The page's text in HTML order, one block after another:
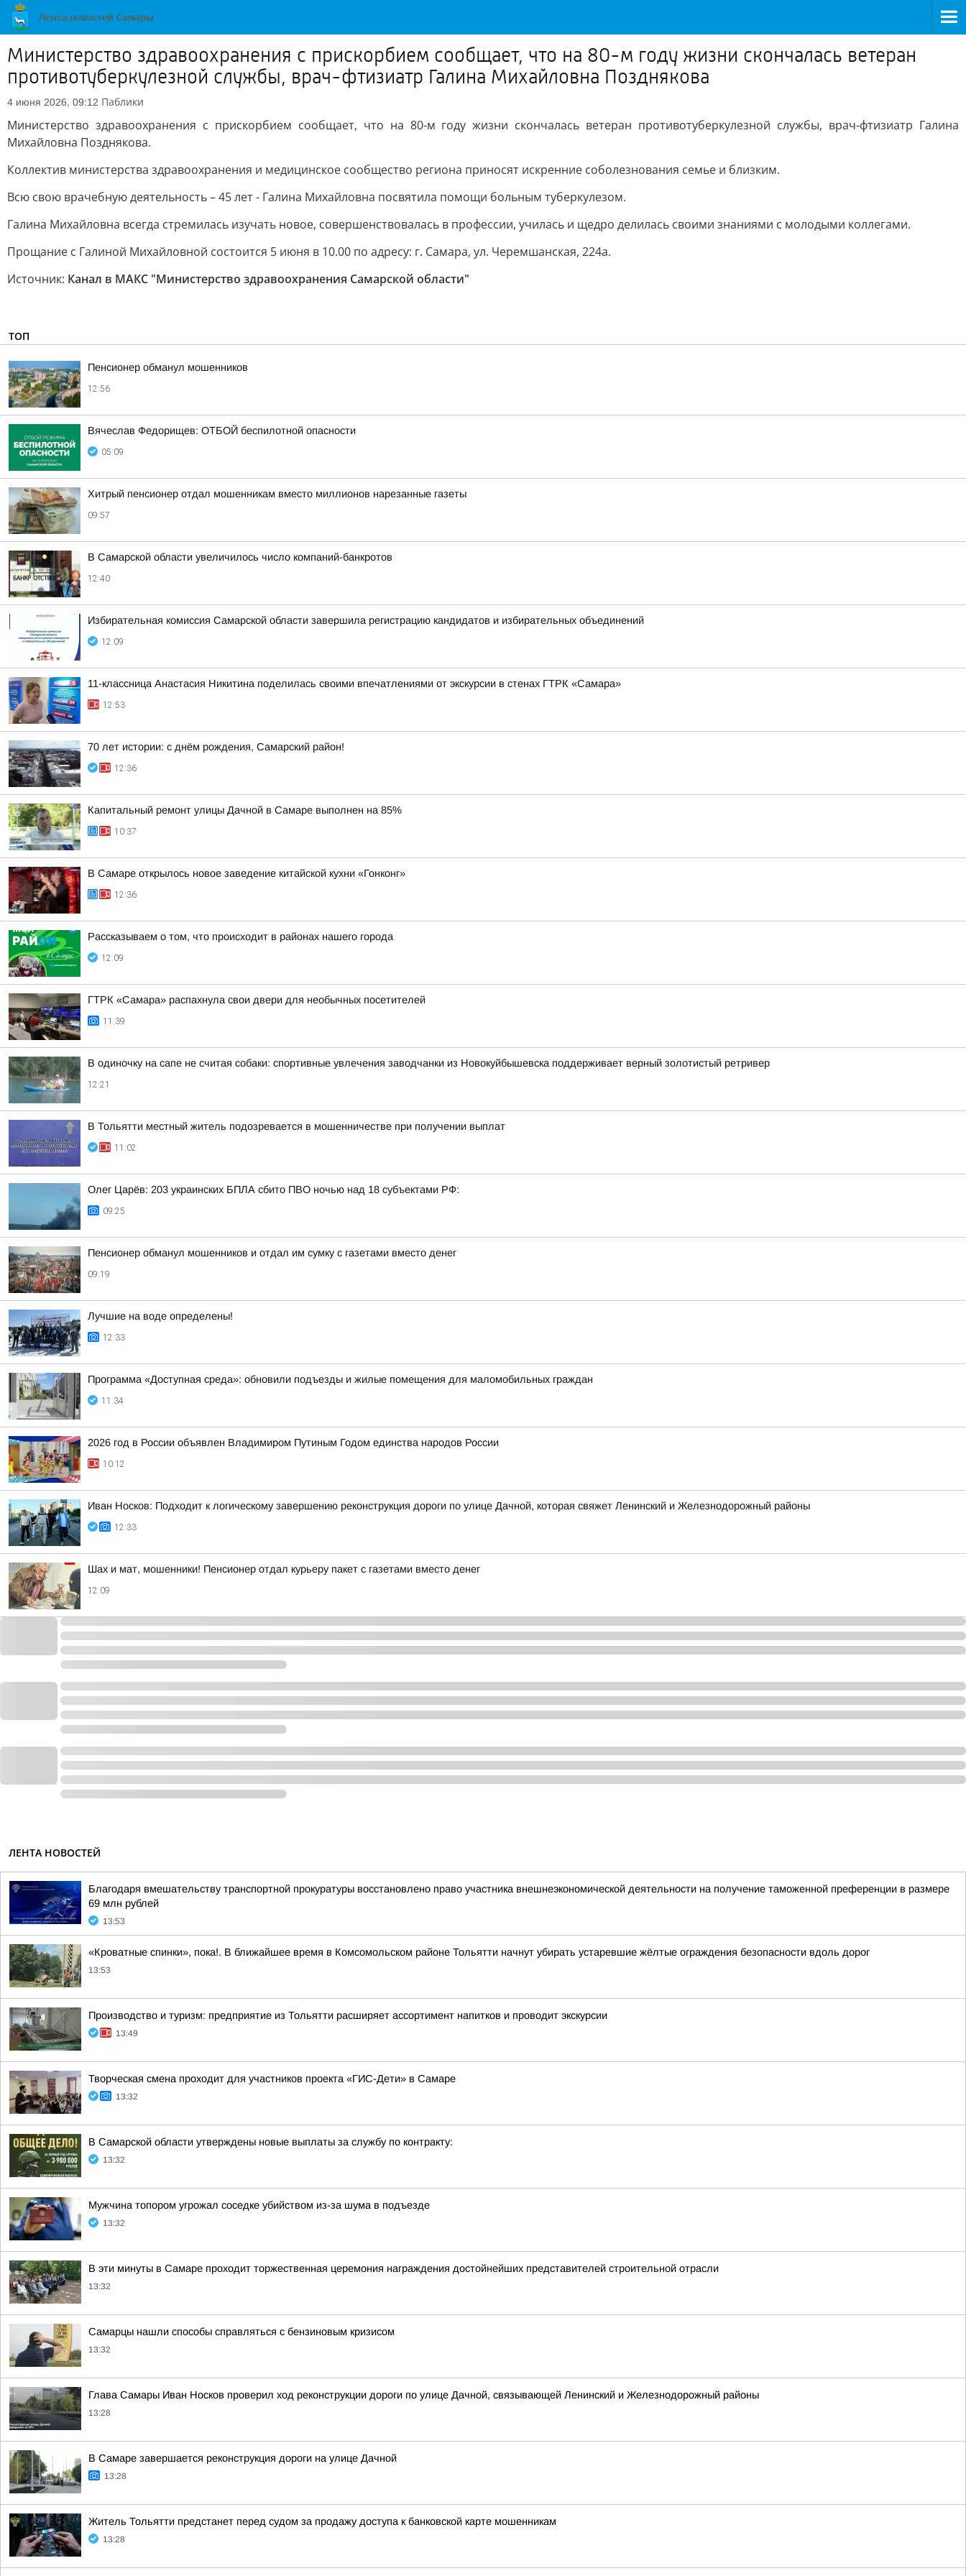
Министерство здравоохранения с прискорбием сообщает, что на 80-м году жизни скончалась ветеран
противотуберкулезной службы, врач-фтизиатр Галина Михайловна Позднякова
4 июня 2026, 09:12 Паблики
Министерство здравоохранения с прискорбием сообщает, что на 80-м году жизни скончалась ветеран противотуберкулезной службы, врач-фтизиатр Галина
Михайловна Позднякова.
Коллектив министерства здравоохранения и медицинское сообщество региона приносят искренние соболезнования семье и близким.
Всю свою врачебную деятельность – 45 лет - Галина Михайловна посвятила помощи больным туберкулезом.
Галина Михайловна всегда стремилась изучать новое, совершенствовалась в профессии, училась и щедро делилась своими знаниями с молодыми коллегами.
Прощание с Галиной Михайловной состоится 5 июня в 10.00 по адресу: г. Самара, ул. Черемшанская, 224а.
Источник: Канал в МАКС "Министерство здравоохранения Самарской области"
ТОП
Пенсионер обманул мошенников
12:56
Вячеслав Федорищев: ОТБОЙ беспилотной опасности
05:09
Хитрый пенсионер отдал мошенникам вместо миллионов нарезанные газеты
09:57
В Самарской области увеличилось число компаний-банкротов
12:40
Избирательная комиссия Самарской области завершила регистрацию кандидатов и избирательных объединений
12:09
11-классница Анастасия Никитина поделилась своими впечатлениями от экскурсии в стенах ГТРК «Самара»
12:53
70 лет истории: с днём рождения, Самарский район!
12:36
Капитальный ремонт улицы Дачной в Самаре выполнен на 85%
10:37
В Самаре открылось новое заведение китайской кухни «Гонконг»
12:36
Рассказываем о том, что происходит в районах нашего города
12:09
ГТРК «Самара» распахнула свои двери для необычных посетителей
11:39
В одиночку на сапе не считая собаки: спортивные увлечения заводчанки из Новокуйбышевска поддерживает верный золотистый ретривер
12:21
В Тольятти местный житель подозревается в мошенничестве при получении выплат
11:02
Олег Царёв: 203 украинских БПЛА сбито ПВО ночью над 18 субъектами РФ:
09:25
Пенсионер обманул мошенников и отдал им сумку с газетами вместо денег
09:19
Лучшие на воде определены!
12:33
Программа «Доступная среда»: обновили подъезды и жилые помещения для маломобильных граждан
11:34
2026 год в России объявлен Владимиром Путиным Годом единства народов России
10:12
Иван Носков: Подходит к логическому завершению реконструкция дороги по улице Дачной, которая свяжет Ленинский и Железнодорожный районы
12:33
Шах и мат, мошенники! Пенсионер отдал курьеру пакет с газетами вместо денег
12:09
ЛЕНТА НОВОСТЕЙ
Благодаря вмешательству транспортной прокуратуры восстановлено право участника внешнеэкономической деятельности на получение таможенной преференции в размере
69 млн рублей
13:53
«Кроватные спинки», пока!. В ближайшее время в Комсомольском районе Тольятти начнут убирать устаревшие жёлтые ограждения безопасности вдоль дорог
13:53
Производство и туризм: предприятие из Тольятти расширяет ассортимент напитков и проводит экскурсии
13:49
Творческая смена проходит для участников проекта «ГИС-Дети» в Самаре
13:32
В Самарской области утверждены новые выплаты за службу по контракту:
13:32
Мужчина топором угрожал соседке убийством из-за шума в подъезде
13:32
В эти минуты в Самаре проходит торжественная церемония награждения достойнейших представителей строительной отрасли
13:32
Самарцы нашли способы справляться с бензиновым кризисом
13:32
Глава Самары Иван Носков проверил ход реконструкции дороги по улице Дачной, связывающей Ленинский и Железнодорожный районы
13:28
В Самаре завершается реконструкция дороги на улице Дачной
13:28
Житель Тольятти предстанет перед судом за продажу доступа к банковской карте мошенникам
13:28